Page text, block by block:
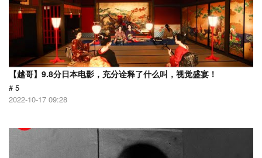
【越哥】9.8分日本电影，充分诠释了什么叫，视觉盛宴！
# 5
2022-10-17 09:28